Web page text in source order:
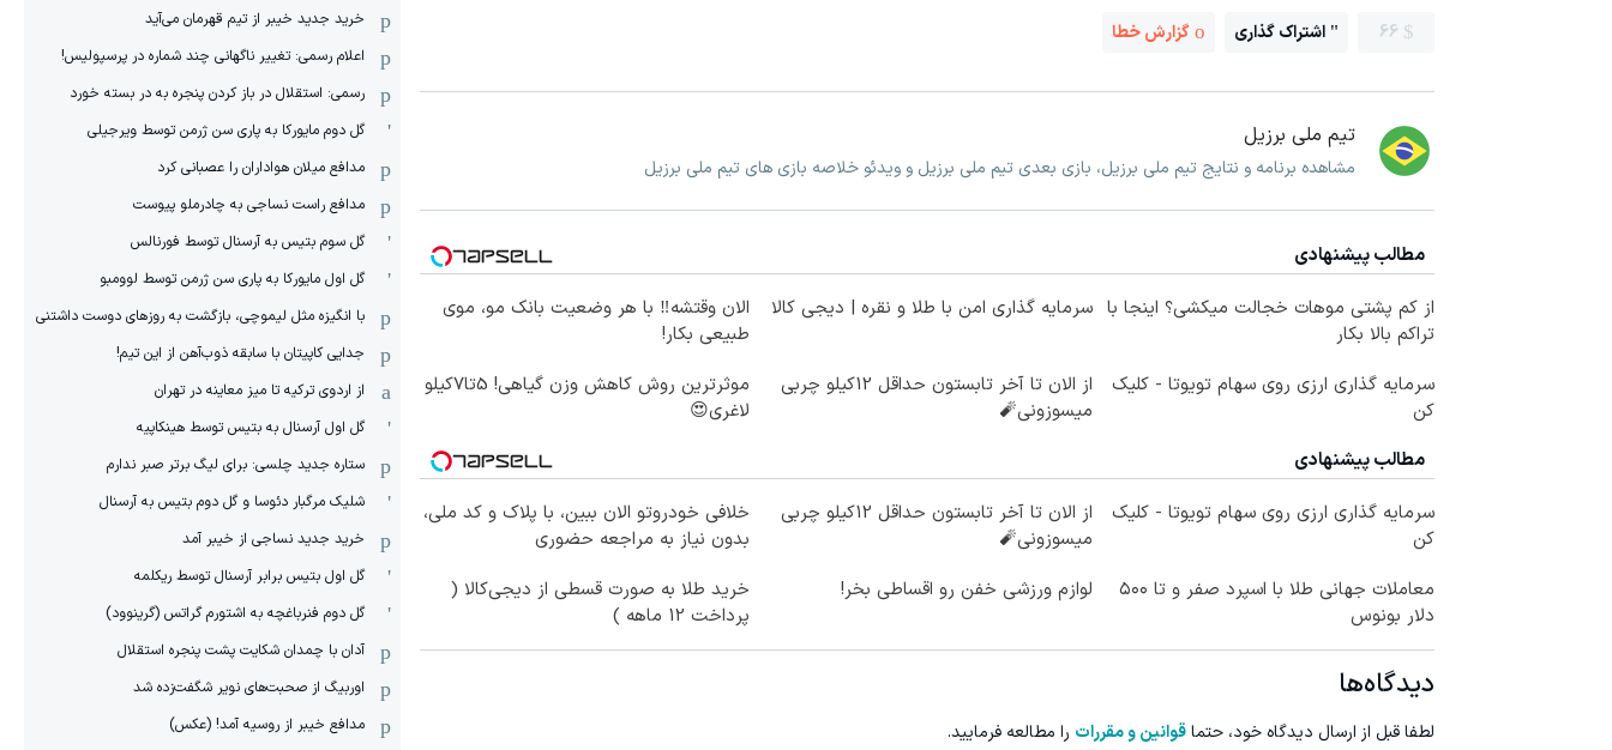
66 اشتراک گذاری گزارش خطا
تیم ملی برزیل
مشاهده برنامه و نتایج تیم ملی برزیل، بازی بعدی تیم ملی برزیل و ویدئو خلاصه بازی های تیم ملی برزیل
مطالب پیشنهادی
از کم پشتی موهات خجالت میکشی؟ اینجا با
تراکم بالا بکار
سرمایه گذاری امن با طلا و نقره | دیجی کالا
الان وقتشه‼️ با هر وضعیت بانک مو، موی
طبیعی بکار!
سرمایه گذاری ارزی روی سهام تویوتا - کلیک
کن
از الان تا آخر تابستون حداقل 12کیلو چربی
میسوزونی🧨
موثرترین روش کاهش وزن گیاهی! 5تا۷کیلو
لاغری😍
مطالب پیشنهادی
سرمایه گذاری ارزی روی سهام تویوتا - کلیک
کن
از الان تا آخر تابستون حداقل 12کیلو چربی
میسوزونی🧨
خلافی خودروتو الان ببین، با پلاک و کد ملی،
بدون نیاز به مراجعه حضوری
معاملات جهانی طلا با اسپرد صفر و تا ۵۰۰
دلار بونوس
لوازم ورزشی خفن رو اقساطی بخر!
خرید طلا به صورت قسطی از دیجی‌کالا (
پرداخت 12 ماهه )
دیدگاه‌ها
لطفا قبل از ارسال دیدگاه خود، حتماقوانین و مقررات را مطالعه فرمایید.
خرید جدید خیبر از تیم قهرمان می‌آید
اعلام رسمی: تغییر ناگهانی چند شماره در پرسپولیس!
رسمی: استقلال در باز کردن پنجره به در بسته خورد
گل دوم مایورکا به پاری سن ژرمن توسط ویرجیلی
مدافع میلان هواداران را عصبانی کرد
مدافع راست نساجی به چادرملو پیوست
گل سوم بتیس به آرسنال توسط فورنالس
گل اول مایورکا به پاری سن ژرمن توسط لوومبو
با انگیزه مثل لیموچی، بازگشت به روزهای دوست داشتنی
جدایی کاپیتان با سابقه ذوب‌آهن از این تیم!
از اردوی ترکیه تا میز معاینه در تهران
گل اول آرسنال به بتیس توسط هینکاپیه
ستاره جدید چلسی: برای لیگ برتر صبر ندارم
شلیک مرگبار دئوسا و گل دوم بتیس به آرسنال
خرید جدید نساجی از خیبر آمد
گل اول بتیس برابر آرسنال توسط ریکلمه
گل دوم فنرباغچه به اشتورم گراتس (گرینوود)
آدان با چمدان شکایت پشت پنجره استقلال
اوربیگ از صحبت‌های نویر شگفت‌زده شد
مدافع خیبر از روسیه آمد! (عکس)